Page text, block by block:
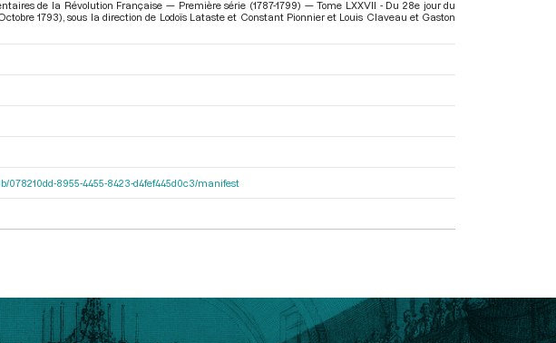
de la Révolution Française — Première série (1787-1799) — Tome LXXVII - Du 28e jour du
1793) , sous la direction de Lodoïs Lataste et Constant Pionnier et Louis Claveau et Gaston
078210dd-8955-4455-8423-d4fef445d0c3/manifest